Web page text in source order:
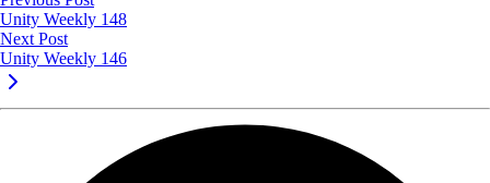
Unity Weekly 148
Next Post
Unity Weekly 146